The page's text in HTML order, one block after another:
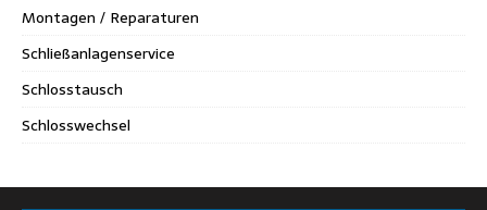
Montagen / Reparaturen
Schließanlagenservice
Schlosstausch
Schlosswechsel